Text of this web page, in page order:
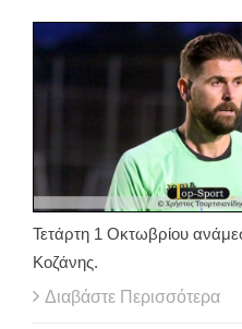
Τετάρτη 1 Οκτωβρίου
Κοζάνης.
Διαβάστε Περισσότερα